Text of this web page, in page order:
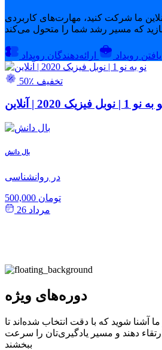
ما شرکت کنید، مهارت‌های کاربردی
یافتن رویداد ارائه‌دهندگان رویداد
50٪ تخفیف
1 | نوبل فیزیک 2020 | آنلاین
بال دانش
در روانشناسی
500,000 تومان
مرداد 26
دوره‌های ویژه
ما آشنا شوید که با دقت انتخاب شده‌اند تا
دهند و مسیر یادگیری‌تان را سرعت
ببخشند